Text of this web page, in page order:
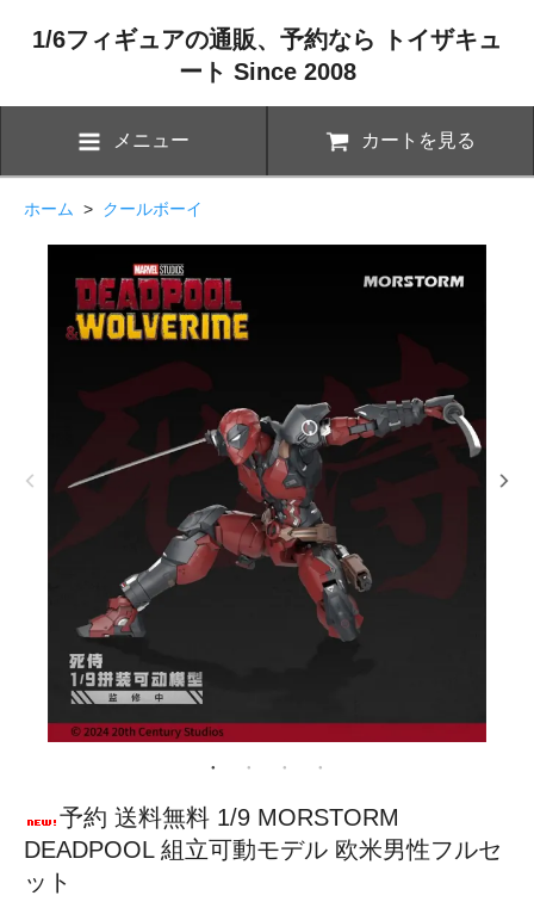
1/6フィギュアの通販、予約なら トイザキュ
ート Since 2008
メニュー カートを見る
ホーム > クールボーイ
予約 送料無料 1/9 MORSTORM
DEADPOOL 組立可動モデル 欧米男性フルセ
ット